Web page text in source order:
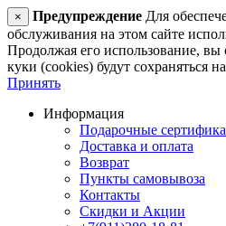
× Предупреждение Для
обслуживания на этом сайте
Продолжая его использование, вы
куки (cookies) будут сохраняться
Принять
Информация
Подарочные
Доставка и оплата
Возврат
Пункты самовывоза
Контакты
Скидки и Акции